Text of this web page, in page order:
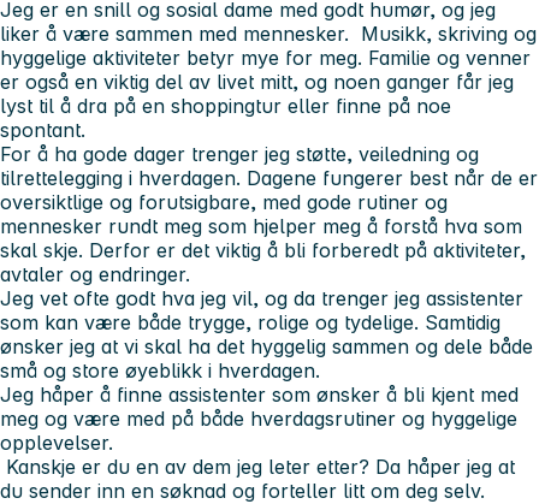
Jeg er en snill og sosial dame med godt humør, og jeg
liker å være sammen med mennesker. Musikk, skriving og
hyggelige aktiviteter betyr mye for meg. Familie og venner
er også en viktig del av livet mitt, og noen ganger får jeg
lyst til å dra på en shoppingtur eller finne på noe
spontant.
For å ha gode dager trenger jeg støtte, veiledning og
tilrettelegging i hverdagen. Dagene fungerer best når de er
oversiktlige og forutsigbare, med gode rutiner og
mennesker rundt meg som hjelper meg å forstå hva som
skal skje. Derfor er det viktig å bli forberedt på aktiviteter,
avtaler og endringer.
Jeg vet ofte godt hva jeg vil, og da trenger jeg assistenter
som kan være både trygge, rolige og tydelige. Samtidig
ønsker jeg at vi skal ha det hyggelig sammen og dele både
små og store øyeblikk i hverdagen.
Jeg håper å finne assistenter som ønsker å bli kjent med
meg og være med på både hverdagsrutiner og hyggelige
opplevelser.
Kanskje er du en av dem jeg leter etter? Da håper jeg at
du sender inn en søknad og forteller litt om deg selv.